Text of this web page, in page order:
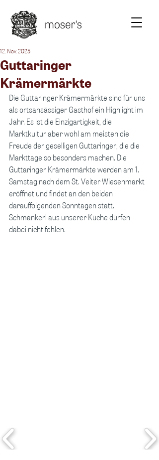
Guttaringer
Krämermärkte
12. Nov. 2025
Die Guttaringer Krämermärkte sind für uns
als ortsansässiger Gasthof ein Highlight im
Jahr. Es ist die Einzigartigkeit, die
Marktkultur aber wohl am meisten die
Freude der geselligen Guttaringer, die die
Markttage so besonders machen. Die
Guttaringer Krämermärkte werden am 1.
Samstag nach dem St. Veiter Wiesenmarkt
eröffnet und findet an den beiden
darauffolgenden Sonntagen statt.
Schmankerl aus unserer Küche dürfen
dabei nicht fehlen.